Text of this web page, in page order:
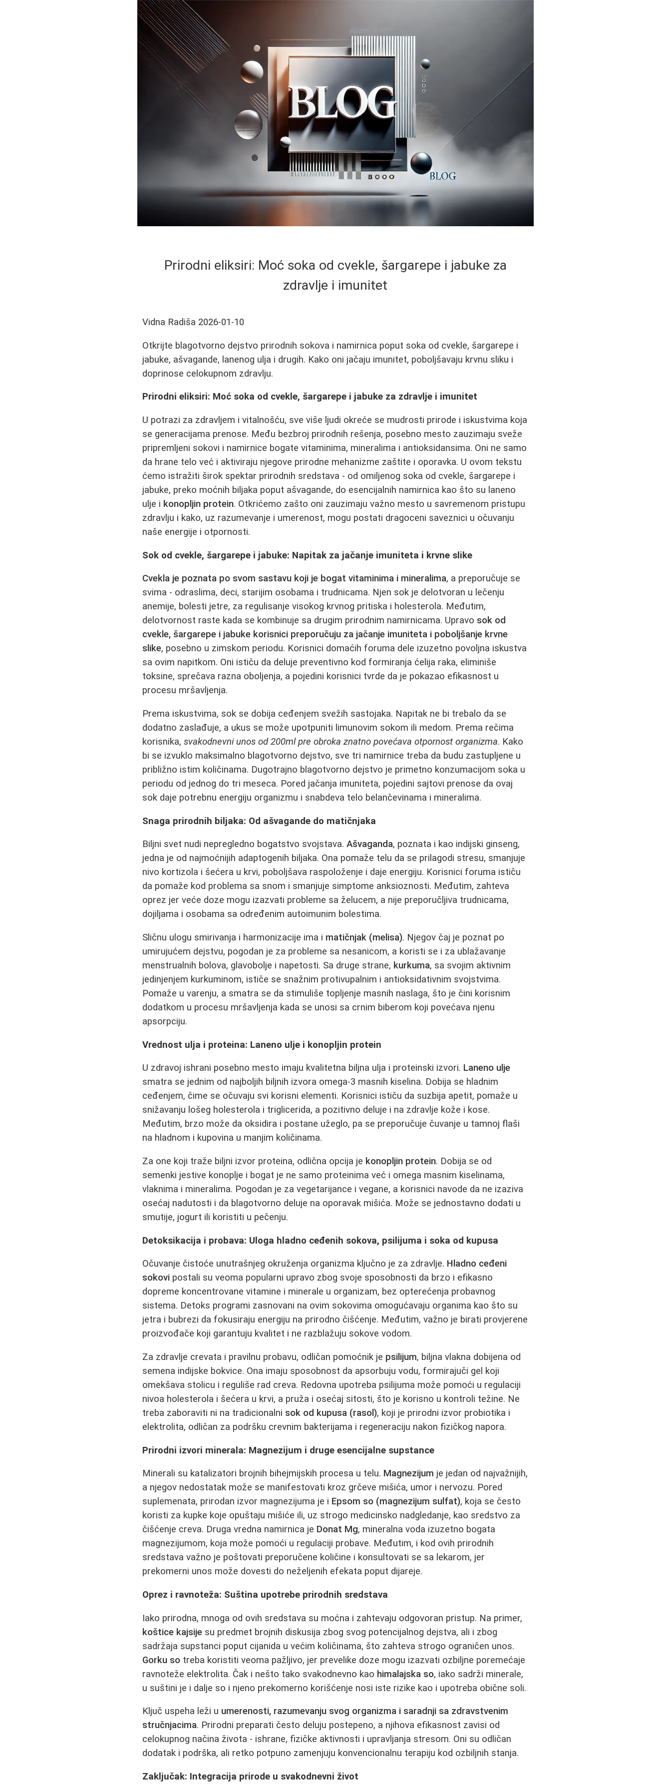
Prirodni eliksiri: Moć soka od cvekle, šargarepe i jabuke za
zdravlje i imunitet
Vidna Radiša 2026-01-10
Otkrijte blagotvorno dejstvo prirodnih sokova i namirnica poput soka od cvekle, šargarepe i
jabuke, ašvagande, lanenog ulja i drugih. Kako oni jačaju imunitet, poboljšavaju krvnu sliku i
doprinose celokupnom zdravlju.
Prirodni eliksiri: Moć soka od cvekle, šargarepe i jabuke za zdravlje i imunitet
U potrazi za zdravljem i vitalnošću, sve više ljudi okreće se mudrosti prirode i iskustvima koja
se generacijama prenose. Među bezbroj prirodnih rešenja, posebno mesto zauzimaju sveže
pripremljeni sokovi i namirnice bogate vitaminima, mineralima i antioksidansima. Oni ne samo
da hrane telo već i aktiviraju njegove prirodne mehanizme zaštite i oporavka. U ovom tekstu
ćemo istražiti širok spektar prirodnih sredstava - od omiljenog soka od cvekle, šargarepe i
jabuke, preko moćnih biljaka poput ašvagande, do esencijalnih namirnica kao što su laneno
ulje i konopljin protein. Otkrićemo zašto oni zauzimaju važno mesto u savremenom pristupu
zdravlju i kako, uz razumevanje i umerenost, mogu postati dragoceni saveznici u očuvanju
naše energije i otpornosti.
Sok od cvekle, šargarepe i jabuke: Napitak za jačanje imuniteta i krvne slike
Cvekla je poznata po svom sastavu koji je bogat vitaminima i mineralima, a preporučuje se
svima - odraslima, deci, starijim osobama i trudnicama. Njen sok je delotvoran u lečenju
anemije, bolesti jetre, za regulisanje visokog krvnog pritiska i holesterola. Međutim,
delotvornost raste kada se kombinuje sa drugim prirodnim namirnicama. Upravo sok od
cvekle, šargarepe i jabuke korisnici preporučuju za jačanje imuniteta i poboljšanje krvne
slike, posebno u zimskom periodu. Korisnici domaćih foruma dele izuzetno povoljna iskustva
sa ovim napitkom. Oni ističu da deluje preventivno kod formiranja ćelija raka, eliminiše
toksine, sprečava razna oboljenja, a pojedini korisnici tvrde da je pokazao efikasnost u
procesu mršavljenja.
Prema iskustvima, sok se dobija ceđenjem svežih sastojaka. Napitak ne bi trebalo da se
dodatno zaslađuje, a ukus se može upotpuniti limunovim sokom ili medom. Prema rečima
korisnika,svakodnevni unos od 200ml pre obroka znatno povećava otpornost organizma. Kako
bi se izvuklo maksimalno blagotvorno dejstvo, sve tri namirnice treba da budu zastupljene u
približno istim količinama. Dugotrajno blagotvorno dejstvo je primetno konzumacijom soka u
periodu od jednog do tri meseca. Pored jačanja imuniteta, pojedini sajtovi prenose da ovaj
sok daje potrebnu energiju organizmu i snabdeva telo belančevinama i mineralima.
Snaga prirodnih biljaka: Od ašvagande do matičnjaka
Biljni svet nudi nepregledno bogatstvo svojstava.Ašvaganda, poznata i kao indijski ginseng,
jedna je od najmoćnijih adaptogenih biljaka. Ona pomaže telu da se prilagodi stresu, smanjuje
nivo kortizola i šećera u krvi, poboljšava raspoloženje i daje energiju. Korisnici foruma ističu
da pomaže kod problema sa snom i smanjuje simptome anksioznosti. Međutim, zahteva
oprez jer veće doze mogu izazvati probleme sa želucem, a nije preporučljiva trudnicama,
dojiljama i osobama sa određenim autoimunim bolestima.
Sličnu ulogu smirivanja i harmonizacije ima i matičnjak (melisa). Njegov čaj je poznat po
umirujućem dejstvu, pogodan je za probleme sa nesanicom, a koristi se i za ublažavanje
menstrualnih bolova, glavobolje i napetosti. Sa druge strane, kurkuma, sa svojim aktivnim
jedinjenjem kurkuminom, ističe se snažnim protivupalnim i antioksidativnim svojstvima.
Pomaže u varenju, a smatra se da stimuliše topljenje masnih naslaga, što je čini korisnim
dodatkom u procesu mršavljenja kada se unosi sa crnim biberom koji povećava njenu
apsorpciju.
Vrednost ulja i proteina: Laneno ulje i konopljin protein
U zdravoj ishrani posebno mesto imaju kvalitetna biljna ulja i proteinski izvori. Laneno ulje
smatra se jednim od najboljih biljnih izvora omega-3 masnih kiselina. Dobija se hladnim
ceđenjem, čime se očuvaju svi korisni elementi. Korisnici ističu da suzbija apetit, pomaže u
snižavanju lošeg holesterola i triglicerida, a pozitivno deluje i na zdravlje kože i kose.
Međutim, brzo može da oksidira i postane užeglo, pa se preporučuje čuvanje u tamnoj flaši
na hladnom i kupovina u manjim količinama.
Za one koji traže biljni izvor proteina, odlična opcija je konopljin protein. Dobija se od
semenki jestive konoplje i bogat je ne samo proteinima već i omega masnim kiselinama,
vlaknima i mineralima. Pogodan je za vegetarijance i vegane, a korisnici navode da ne izaziva
osećaj nadutosti i da blagotvorno deluje na oporavak mišića. Može se jednostavno dodati u
smutije, jogurt ili koristiti u pečenju.
Detoksikacija i probava: Uloga hladno ceđenih sokova, psilijuma i soka od kupusa
Očuvanje čistoće unutrašnjeg okruženja organizma ključno je za zdravlje. Hladno ceđeni
sokovi postali su veoma popularni upravo zbog svoje sposobnosti da brzo i efikasno
dopreme koncentrovane vitamine i minerale u organizam, bez opterećenja probavnog
sistema. Detoks programi zasnovani na ovim sokovima omogućavaju organima kao što su
jetra i bubrezi da fokusiraju energiju na prirodno čišćenje. Međutim, važno je birati provjerene
proizvođače koji garantuju kvalitet i ne razblažuju sokove vodom.
Za zdravlje crevata i pravilnu probavu, odličan pomoćnik je psilijum, biljna vlakna dobijena od
semena indijske bokvice. Ona imaju sposobnost da apsorbuju vodu, formirajuči gel koji
omekšava stolicu i reguliše rad creva. Redovna upotreba psilijuma može pomoći u regulaciji
nivoa holesterola i šećera u krvi, a pruža i osećaj sitosti, što je korisno u kontroli težine. Ne
treba zaboraviti ni na tradicionalni sok od kupusa (rasol), koji je prirodni izvor probiotika i
elektrolita, odličan za podršku crevnim bakterijama i regeneraciju nakon fizičkog napora.
Prirodni izvori minerala: Magnezijum i druge esencijalne supstance
Minerali su katalizatori brojnih bihejmijskih procesa u telu. Magnezijum je jedan od najvažnijih,
a njegov nedostatak može se manifestovati kroz grčeve mišića, umor i nervozu. Pored
suplemenata, prirodan izvor magnezijuma je i Epsom so (magnezijum sulfat), koja se često
koristi za kupke koje opuštaju mišiće ili, uz strogo medicinsko nadgledanje, kao sredstvo za
čišćenje creva. Druga vredna namirnica je Donat Mg, mineralna voda izuzetno bogata
magnezijumom, koja može pomoći u regulaciji probave. Međutim, i kod ovih prirodnih
sredstava važno je poštovati preporučene količine i konsultovati se sa lekarom, jer
prekomerni unos može dovesti do neželjenih efekata poput dijareje.
Oprez i ravnoteža: Suština upotrebe prirodnih sredstava
Iako prirodna, mnoga od ovih sredstava su moćna i zahtevaju odgovoran pristup. Na primer,
koštice kajsije su predmet brojnih diskusija zbog svog potencijalnog dejstva, ali i zbog
sadržaja supstanci poput cijanida u većim količinama, što zahteva strogo ograničen unos.
Gorku so treba koristiti veoma pažljivo, jer prevelike doze mogu izazvati ozbiljne poremećaje
ravnoteže elektrolita. Čak i nešto tako svakodnevno kao himalajska so, iako sadrži minerale,
u suštini je i dalje so i njeno prekomerno korišćenje nosi iste rizike kao i upotreba obične soli.
Ključ uspeha leži u umerenosti, razumevanju svog organizma i saradnji sa zdravstvenim
stručnjacima. Prirodni preparati često deluju postepeno, a njihova efikasnost zavisi od
celokupnog načina života - ishrane, fizičke aktivnosti i upravljanja stresom. Oni su odličan
dodatak i podrška, ali retko potpuno zamenjuju konvencionalnu terapiju kod ozbiljnih stanja.
Zaključak: Integracija prirode u svakodnevni život